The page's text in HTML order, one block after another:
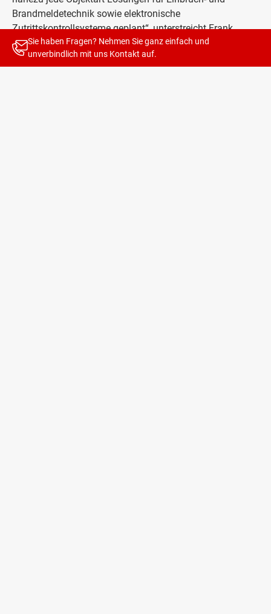
Sie haben Fragen? Nehmen Sie ganz einfach und
unverbindlich mit uns Kontakt auf.
Brandmeldetechnik sowie elektronische
Zutrittskontrollsysteme geplant“, unterstreicht Frank
Brucker – auch in Kombination untereinander.